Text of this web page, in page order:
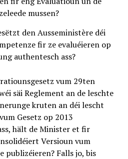
mussen?
den Ausseministère déi
fir ze evaluéieren op
authentesch ass?
vum 29ten
säi Reglement an de leschte
kruten an déi lescht
Gesetz op 2013
hält de Minister et fir
Versioun vum
publizéieren? Falls jo, bis